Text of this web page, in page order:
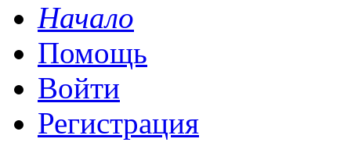
Начало
Помощь
Войти
Регистрация